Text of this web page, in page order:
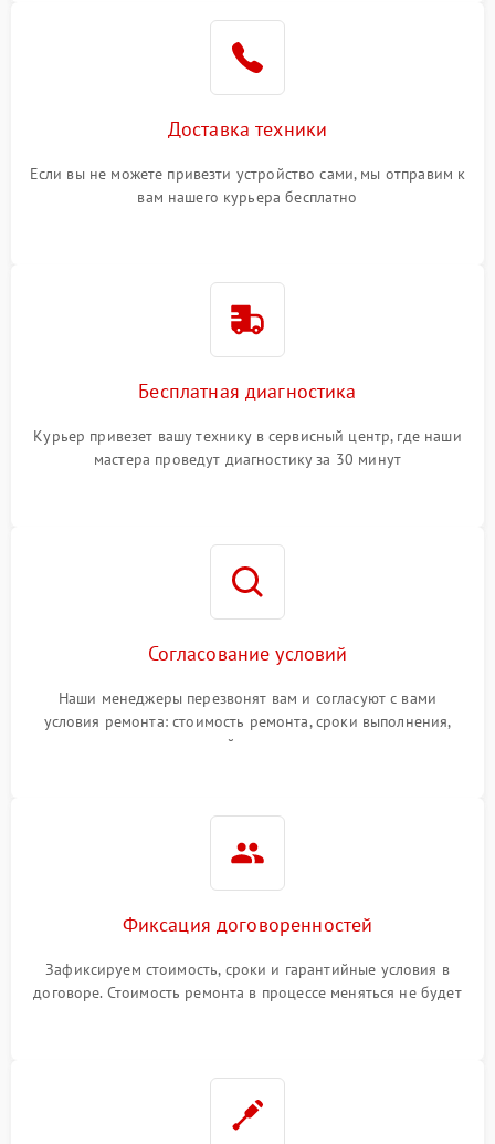
Доставка техники
Если вы не можете привезти устройство сами, мы отправим к
вам нашего курьера бесплатно
Бесплатная диагностика
Курьер привезет вашу технику в сервисный центр, где наши
мастера проведут диагностику за 30 минут
Согласование условий
Наши менеджеры перезвонят вам и согласуют с вами
условия ремонта: стоимость ремонта, сроки выполнения,
гарантийные условия
Фиксация договоренностей
Зафиксируем стоимость, сроки и гарантийные условия в
договоре. Стоимость ремонта в процессе меняться не будет